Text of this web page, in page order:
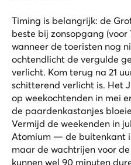
Timing is belangrijk: de
beste bij zonsopgang (voor
wanneer de toeristen nog
ochtendlicht de vergulde
verlicht. Kom terug na 21
schitterend verlicht is. Het
op weekochtenden in mei
de paardenkastanjes
Vermijd de weekenden in
Atomium — de buitenkant
maar de wachtrijen voor
kunnen wel 90 minuten